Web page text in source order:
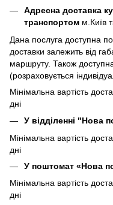
Адресна доставка
транспортом м.Київ
Дана послуга доступна
доставки залежить від
маршруту. Також
(розраховується
Мінімальна вартість
дні
У відділенні "Нова
Мінімальна вартість
дні
У поштомат «Нова
Мінімальна вартість
дні